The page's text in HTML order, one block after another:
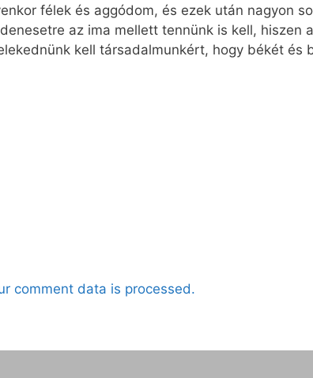
félek és aggódom, és ezek után nagyon
az ima mellett tennünk is kell, hiszen
kell társadalmunkért, hogy békét és
comment data is processed.